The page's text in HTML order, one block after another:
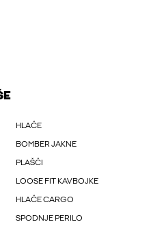
HLAČE
BOMBER JAKNE
PLAŠČI
LOOSE FIT KAVBOJKE
HLAČE CARGO
SPODNJE PERILO